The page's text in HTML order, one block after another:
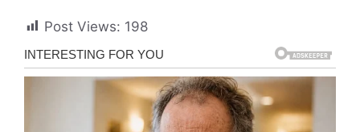
Post Views: 198